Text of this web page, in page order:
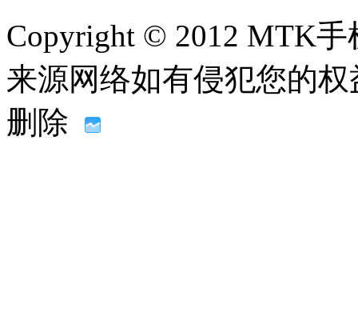
Copyright © 2012 MTK
来源网络如有侵犯您的
删除